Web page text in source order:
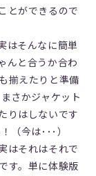
とができるので
はそんなに簡単
んと合うか合わ
揃えたりと準備
さかジャケット
りはしないです
（今は･･･）
はそれはそれで
す。単に体験版